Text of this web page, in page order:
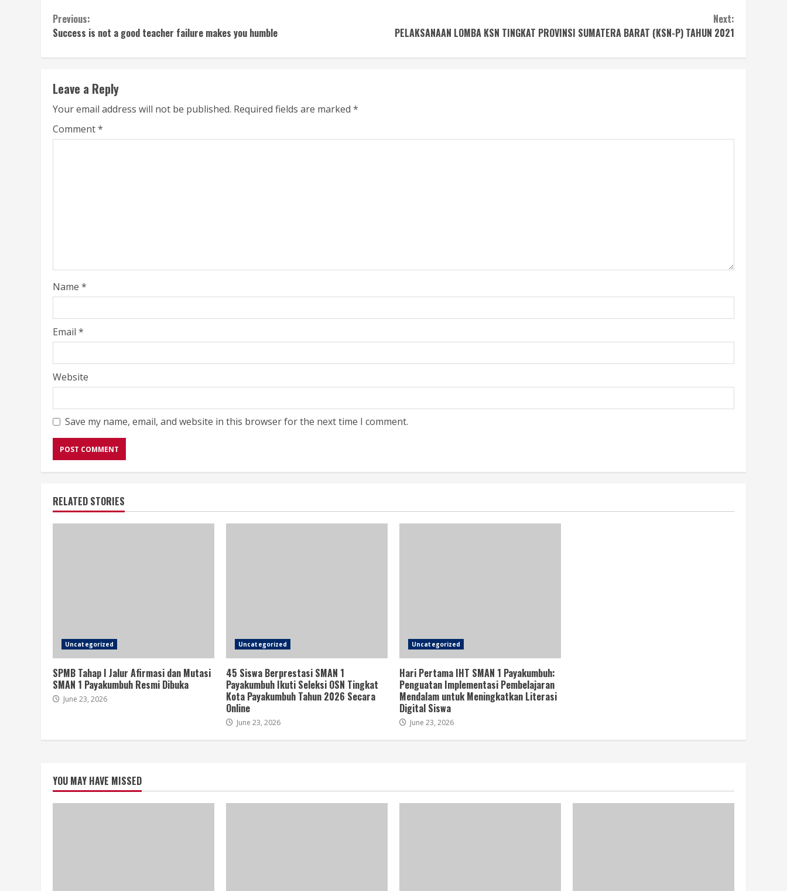
Continue
Reading
Previous:
Success is not a good teacher failure makes you humble
Next:
PELAKSANAAN LOMBA KSN TINGKAT PROVINSI SUMATERA BARAT (KSN-P) TAHUN 2021
Leave a Reply
Your email address will not be published. Required fields are marked *
Comment*
Name *
Email *
Website
Save my name, email, and website in this browser for the next time I comment.
RELATED STORIES
Uncategorized
SPMB Tahap I Jalur Afirmasi dan Mutasi
SMAN 1 Payakumbuh Resmi Dibuka
June 23, 2026
Uncategorized
45 Siswa Berprestasi SMAN 1
Payakumbuh Ikuti Seleksi OSN Tingkat
Kota Payakumbuh Tahun 2026 Secara
Online
June 23, 2026
Uncategorized
Hari Pertama IHT SMAN 1 Payakumbuh:
Penguatan Implementasi Pembelajaran
Mendalam untuk Meningkatkan Literasi
Digital Siswa
June 23, 2026
YOU MAY HAVE MISSED